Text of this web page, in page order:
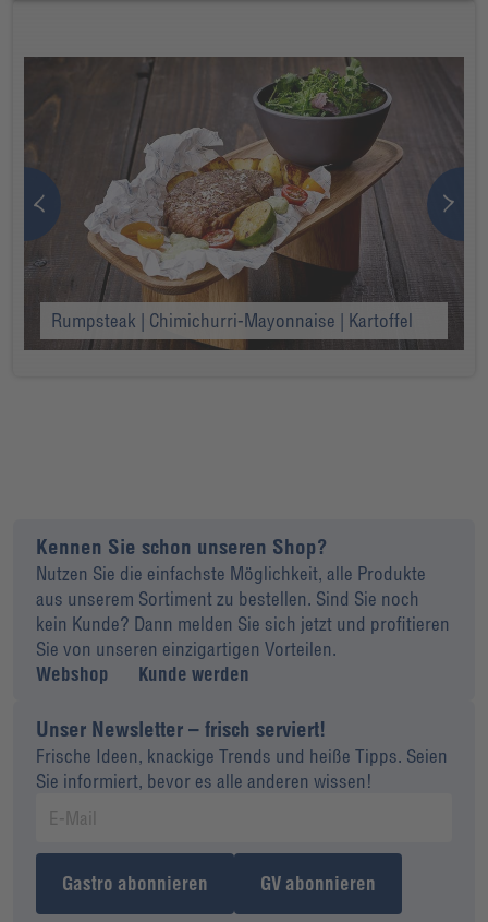
Rumpsteak | Chimichurri-Mayonnaise | Kartoffel
Kennen Sie schon unseren Shop?
Nutzen Sie die einfachste Möglichkeit, alle Produkte
aus unserem Sortiment zu bestellen. Sind Sie noch
kein Kunde? Dann melden Sie sich jetzt und profitieren
Sie von unseren einzigartigen Vorteilen.
Webshop
Kunde werden
Unser Newsletter – frisch serviert!
Frische Ideen, knackige Trends und heiße Tipps. Seien
Sie informiert, bevor es alle anderen wissen!
Gastro abonnieren GV abonnieren